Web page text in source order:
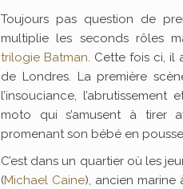
Toujours pas question de
multiplie les seconds rôles
trilogie Batman. Cette fois ci, il
de Londres. La première
l’insouciance,
moto qui s’amusent à tirer
promenant son bébé en
C’est dans un quartier où les
(Michael Caine), ancien